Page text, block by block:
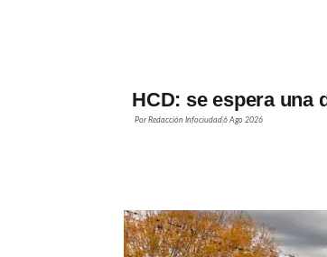
HCD: se espera una
Por Redacción Infociudad6 Ago 2026